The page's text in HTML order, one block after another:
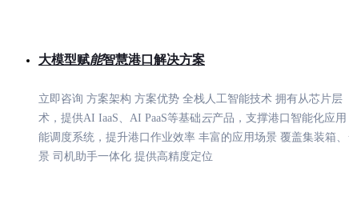
理
制
台
大模型赋能智慧港口解决方案
立即咨询 方案架构 方案优势 全栈人工智能技术 拥有从芯片
术，提供AI IaaS、AI PaaS等基础 云产品，支撑港口智能化应
能调度系统，提升港口作业效率 丰富的应用场景 覆盖集装箱、
景 司机助手一体化 提供高精度定位